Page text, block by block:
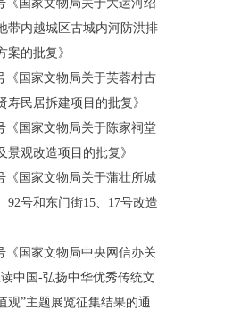
《国家文物局关于大运河绍
带内越城区古城内河防洪排
案的批复》
《国家文物局关于芙蓉村古
民居拆建项目的批复》
《国家文物局关于陈家祠堂
观改造项目的批复》
《国家文物局关于蒲壮所城
92号和东门街15、17号改造
《国家文物局中央网信办关
中国-弘扬中华优秀传统文
观”主题展览征集结果的通